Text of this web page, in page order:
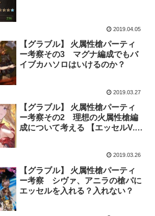
2019.04.05
【グラブル】 火属性槍パーティ
ー考察その3 マグナ編成でもバ
イブカハソロはいけるのか？
2019.03.27
【グラブル】 火属性槍パーティ
ー考察その2 理想の火属性槍編
成について考える 【エッセルV.S.
2019.03.26
【グラブル】 火属性槍パーティ
ー考察 シヴァ、アニラの槍パに
エッセルを入れる？入れない？